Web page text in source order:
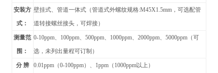
安装方
式：
壁挂式、管道一体式（管道式外螺纹规格:M45X1.5mm，可选配管
道转接螺丝接头，可焊接）
测量范
围：
0-10ppm、100ppm、500ppm、1000ppm、2000ppm、5000ppm（可
选，未列出量程可订制）
分 辨
0.01ppm（0-100ppm）、1ppm（1000ppm以上）